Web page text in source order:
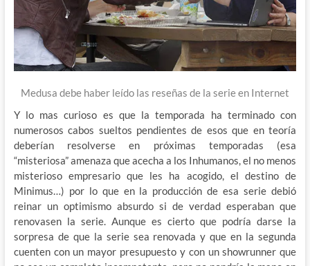
Medusa debe haber leído las reseñas de la serie en Internet
Y lo mas curioso es que la temporada ha terminado con
numerosos cabos sueltos pendientes de esos que en teoría
deberían resolverse en próximas temporadas (esa
“misteriosa” amenaza que acecha a los Inhumanos, el no menos
misterioso empresario que les ha acogido, el destino de
Minimus…) por lo que en la producción de esa serie debió
reinar un optimismo absurdo si de verdad esperaban que
renovasen la serie. Aunque es cierto que podría darse la
sorpresa de que la serie sea renovada y que en la segunda
cuenten con un mayor presupuesto y con un showrunner que